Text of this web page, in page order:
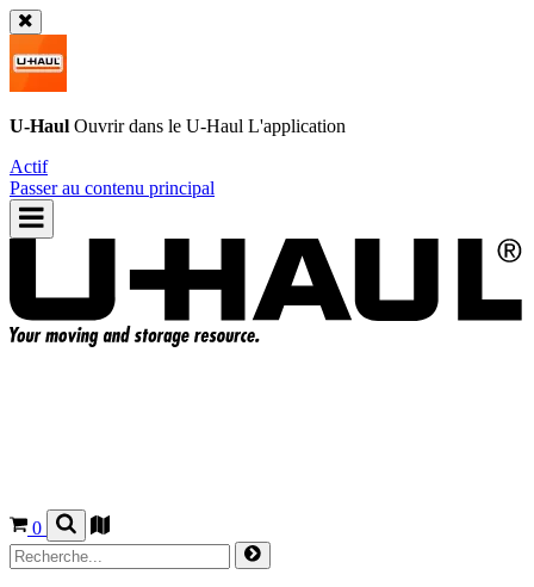
U-Haul Ouvrir dans le U-Haul L'application
Actif
Passer au contenu principal
0